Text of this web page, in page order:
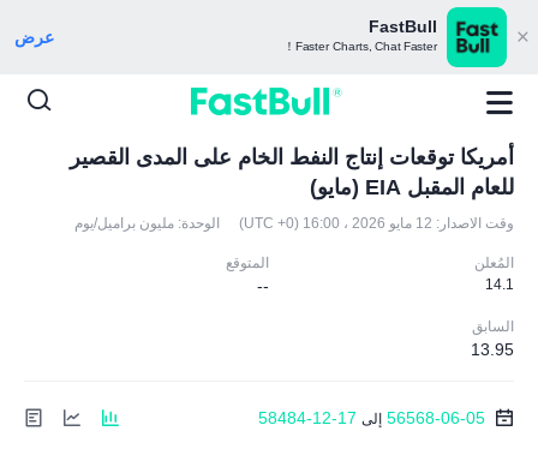
FastBull
Faster Charts, Chat Faster！ عرض
أمريكا توقعات إنتاج النفط الخام على المدى القصير
للعام المقبل EIA (مايو)
وقت الاصدار: 12 مايو 2026 ، 16:00 (UTC +0) الوحدة: مليون براميل/يوم
المُعلن
14.1
المتوقع
--
السابق
13.95
56568-06-05 إلى 58484-12-17